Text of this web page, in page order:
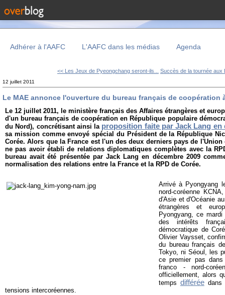
Adhérer à l'AAFC L'AAFC dans les médias Agenda
<< Les Jeux de Pyeongchang seront-ils... Succès de la tournée aux
12 juillet 2011
Le MAE annonce l'ouverture du bureau français de coopération
Le 12 juillet 2011, le ministère français des Affaires étrangères et
d'un bureau français de coopération en République populaire
du Nord), concrétisant ainsi la proposition faite par Jack Lang en
sa mission comme envoyé spécial du Président de la République
Corée. Alors que la France est l'un des deux derniers pays de
ne pas avoir établi de relations diplomatiques complètes avec la
bureau avait été présentée par Jack Lang en décembre 2009
normalisation des relations entre la France et la RPD de Corée.
Arrivé à Pyongyang
nord-coréenne
d'Asie et d'Océanie
étrangères et
Pyongyang, ce
des intérêts
démocratique de
Olivier Vaysset,
du bureau français
Tokyo, ni Séoul, les
ce premier pas
franco - nord-
officiellement, alors
temps différéedans
tensions intercoréennes.